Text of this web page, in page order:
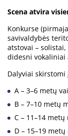
Scena atvira
Konkurse
savivaldybės
atstovai –
didesni vokaliniai
Dalyviai
A – 3–6 metų
B – 7–10 metų
C – 11–14
D – 15–19